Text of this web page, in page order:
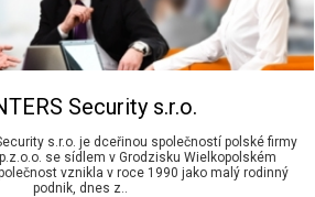
Security s.r.o.
s.r.o. je dceřinou společností polské firmy
se sídlem v Grodzisku Wielkopolském
vznikla v roce 1990 jako malý rodinný
podnik, dnes z..